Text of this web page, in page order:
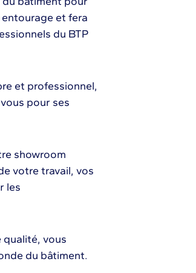
et fera
du BTP
et professionnel,
pour ses
showroom
votre travail, vos
les
qualité, vous
du bâtiment.